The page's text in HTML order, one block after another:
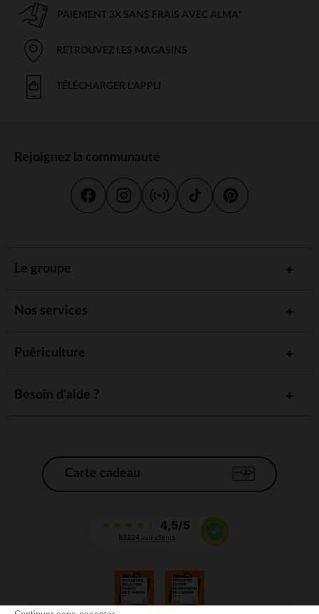
PAIEMENT 3X SANS FRAIS AVEC ALMA*
RETROUVEZ LES MAGASINS
TÉLÉCHARGER L'APPLI
Rejoignez la communauté
Le groupe
Nos services
Puériculture
Besoin d'aide ?
Carte cadeau